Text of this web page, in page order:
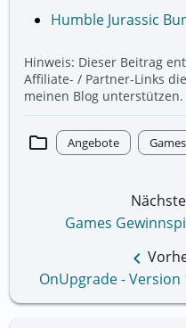
Humble Jurassic
Hinweis: Dieser Beitrag
Affiliate- / Partner-Links die
meinen Blog unterstützen.
folder Angebote Games
keyboard_arrow_left
OnUpgrade -
Games